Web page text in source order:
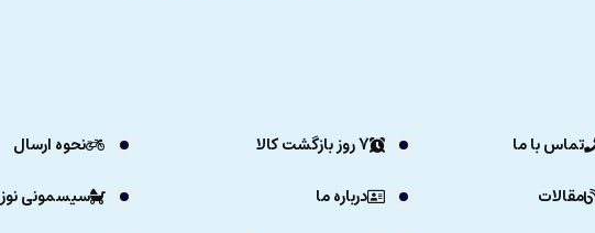
تماس با ما 7 روز بازگشت کالا
نحوه ارسال
مقالات
درباره ما
سیسمونی